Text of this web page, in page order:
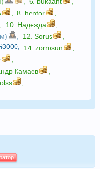
8. hentor
10. Надежда
12. Sorus
14. zorrosun
Камаев
;